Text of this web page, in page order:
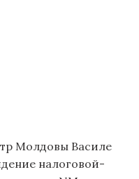
Молдовы Василе
налоговой-